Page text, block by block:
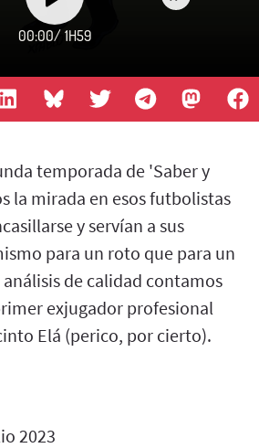
00:00/ 1H59
temporada de 'Saber y
la mirada en esos futbolistas
y servían a sus
para un roto que para un
análisis de calidad contamos
exjugador profesional
Elá (perico, por cierto).
2023